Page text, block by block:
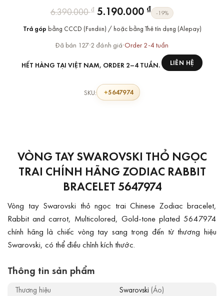
6.390.000₫ Giá
gốc
là:
6.390.000 ₫.
5.190.000 ₫
Giá
hiện
tại
là:
5.190.000 ₫.
-19%
Trả góp bằng CCCD (Fundiin) / hoặc bằng Thẻ tín dụng (Alepay)
Đã bán 127·2 đánh giá·Order 2-4 tuần
HẾT HÀNG TẠI VIỆT NAM, ORDER 2–4 TUẦN. LIÊN HỆ
SKU: 5647974
VÒNG TAY SWAROVSKI THỎ NGỌC
TRAI CHÍNH HÃNG ZODIAC RABBIT
BRACELET 5647974
Vòng tay Swarovski thỏ ngọc trai Chinese Zodiac bracelet,
Rabbit and carrot, Multicolored, Gold-tone plated 5647974
chính hãng là chiếc vòng tay sang trọng đến từ thương hiệu
Swarovski, có thể điều chỉnh kích thước.
Thông tin sản phẩm
Thương hiệu Swarovski (Áo)